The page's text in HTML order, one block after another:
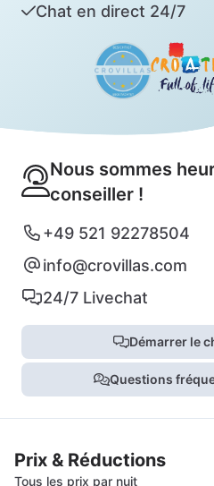
Chat en direct 24/7
Nous sommes
conseiller !
+49 521 92278504
info@crovillas.com
24/7 Livechat
Démarrer le
Questions
Prix & Réductions
Tous les prix par nuit